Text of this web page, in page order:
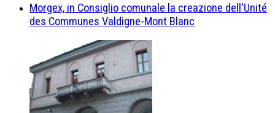
Morgex, in Consiglio comunale la creazione dell'Unité
des Communes Valdigne-Mont Blanc